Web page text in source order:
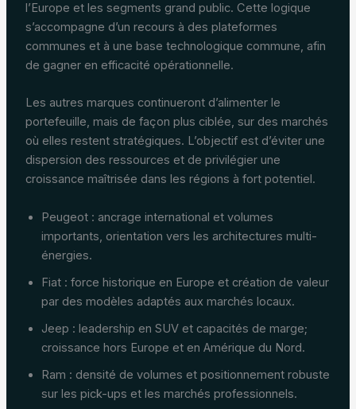
l’Europe et les segments grand public. Cette logique
s’accompagne d’un recours à des plateformes
communes et à une base technologique commune, afin
de gagner en efficacité opérationnelle.
Les autres marques continueront d’alimenter le
portefeuille, mais de façon plus ciblée, sur des marchés
où elles restent stratégiques. L’objectif est d’éviter une
dispersion des ressources et de privilégier une
croissance maîtrisée dans les régions à fort potentiel.
Peugeot : ancrage international et volumes
importants, orientation vers les architectures multi-
énergies.
Fiat : force historique en Europe et création de valeur
par des modèles adaptés aux marchés locaux.
Jeep : leadership en SUV et capacités de marge;
croissance hors Europe et en Amérique du Nord.
Ram : densité de volumes et positionnement robuste
sur les pick-ups et les marchés professionnels.